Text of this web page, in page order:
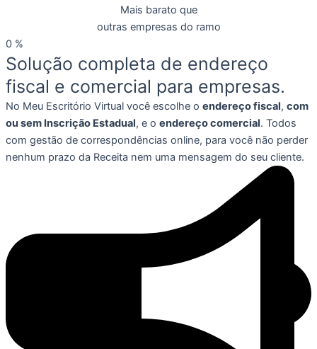
Mais barato que
outras empresas do ramo
0 %
Solução completa de endereço
fiscal e comercial para empresas.
No Meu Escritório Virtual você escolhe o endereço fiscal, com
ou sem Inscrição Estadual, e o endereço comercial. Todos
com gestão de correspondências online, para você não perder
nenhum prazo da Receita nem uma mensagem do seu cliente.